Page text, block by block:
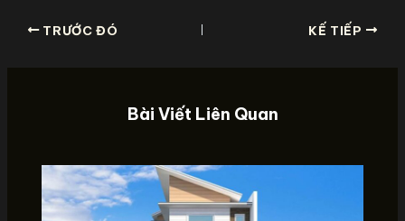
TRƯỚC ĐÓ KẾ TIẾP
Bài Viết Liên Quan